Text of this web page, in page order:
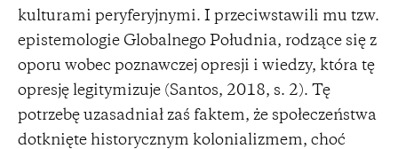
kulturami peryferyjnymi. I przeciwstawili mu tzw.
epistemologie Globalnego Południa, rodzące się z
oporu wobec poznawczej opresji i wiedzy, która tę
opresję legitymizuje (Santos, 2018, s. 2). Tę
potrzebę uzasadniał zaś faktem, że społeczeństwa
dotknięte historycznym kolonializmem, choć